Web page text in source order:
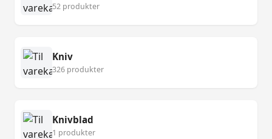
52 produkter
Kniv
326 produkter
Knivblad
1 produkter